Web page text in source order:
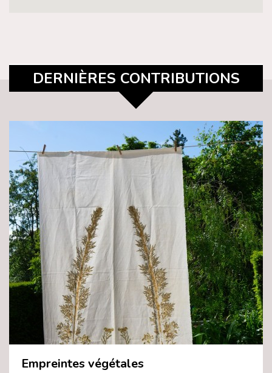
DERNIÈRES CONTRIBUTIONS
Empreintes végétales